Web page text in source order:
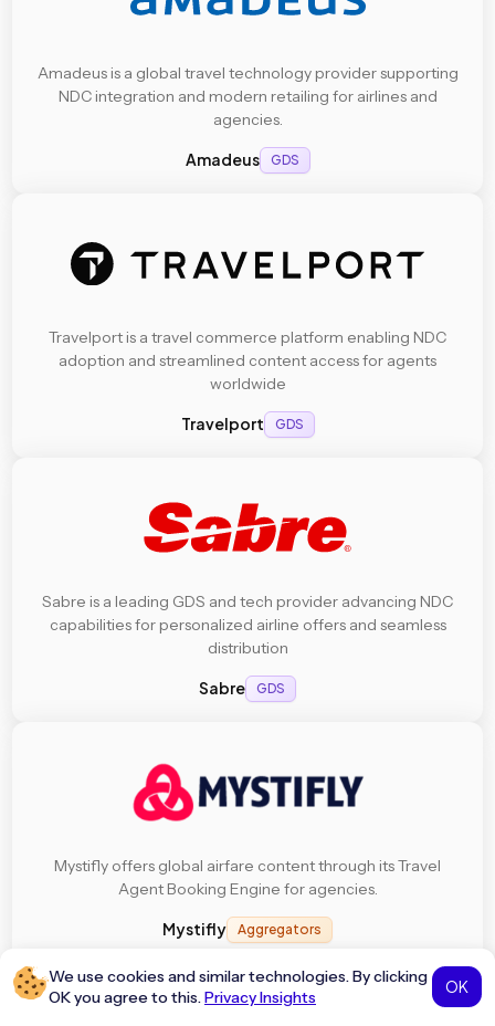
We use cookies and similar technologies. By clicking
OK you agree to this.Privacy Insights
OK
Amadeus is a global travel technology provider supporting
NDC integration and modern retailing for airlines and
agencies.
Amadeus GDS
Travelport is a travel commerce platform enabling NDC
adoption and streamlined content access for agents
worldwide
Travelport GDS
Sabre is a leading GDS and tech provider advancing NDC
capabilities for personalized airline offers and seamless
distribution
Sabre GDS
Mystifly offers global airfare content through its Travel
Agent Booking Engine for agencies.
Mystifly Aggregators